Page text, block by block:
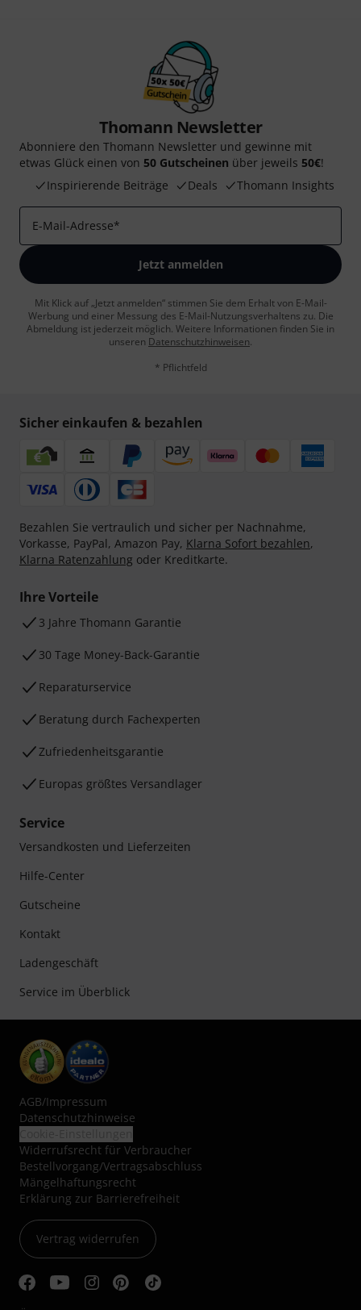
Thomann Newsletter
Abonniere den Thomann Newsletter und gewinne mit
etwas Glück einen von 50 Gutscheinen über jeweils 50€!
Inspirierende Beiträge
Deals Thomann Insights
E-Mail-Adresse*
Jetzt anmelden
Mit Klick auf „Jetzt anmelden“ stimmen Sie dem Erhalt von E-Mail-
Werbung und einer Messung des E-Mail-Nutzungsverhaltens zu. Die
Abmeldung ist jederzeit möglich. Weitere Informationen finden Sie in
unseren Datenschutzhinweisen.
* Pflichtfeld
Sicher einkaufen & bezahlen
Bezahlen Sie vertraulich und sicher per Nachnahme,
Vorkasse, PayPal, Amazon Pay, Klarna Sofort bezahlen,
Klarna Ratenzahlung oder Kreditkarte.
Ihre Vorteile
3 Jahre Thomann Garantie
30 Tage Money-Back-Garantie
Reparaturservice
Beratung durch Fachexperten
Zufriedenheitsgarantie
Europas größtes Versandlager
Service
Versandkosten und Lieferzeiten
Hilfe-Center
Gutscheine
Kontakt
Ladengeschäft
Service im Überblick
AGB/Impressum
Datenschutzhinweise
Widerrufsrecht für Verbraucher
Bestellvorgang/Vertragsabschluss
Mängelhaftungsrecht
Erklärung zur Barrierefreiheit
Vertrag widerrufen